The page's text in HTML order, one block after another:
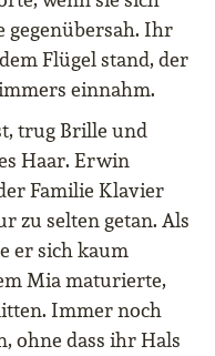
gegenübersah. Ihr
Flügel stand, der
einnahm.
trug Brille und
Haar. Erwin
Familie Klavier
zu selten getan. Als
er sich kaum
Mia maturierte,
Immer noch
ohne dass ihr Hals